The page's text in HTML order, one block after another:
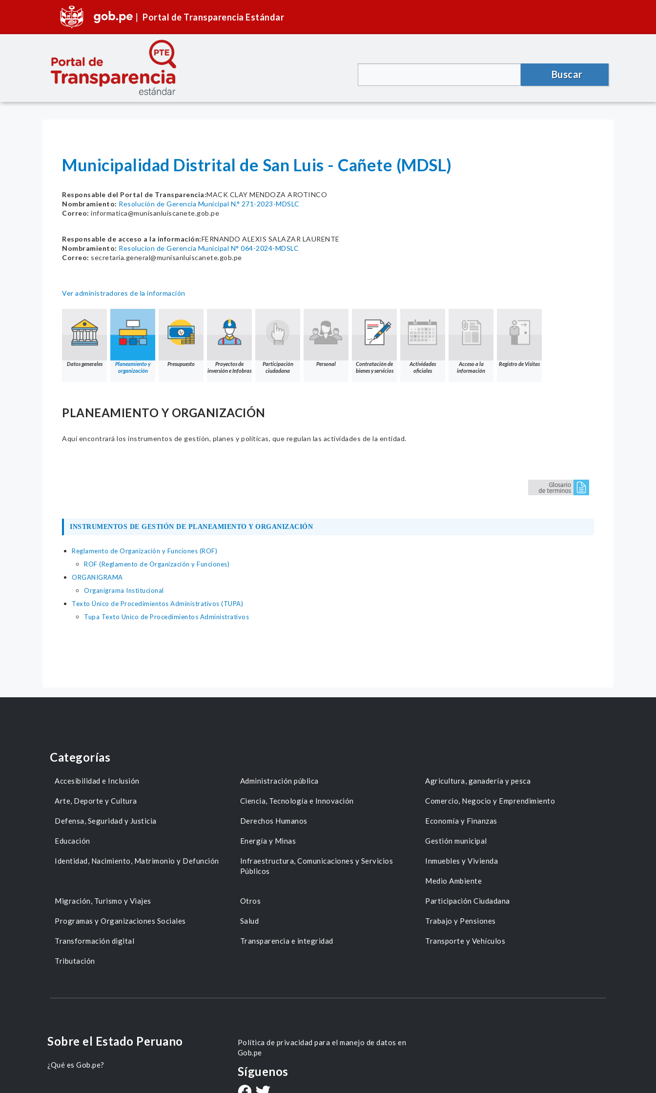
Portal de Transparencia Estándar
Buscar
Municipalidad Distrital de San Luis - Cañete (MDSL)
Responsable del Portal de Transparencia:MACK CLAY MENDOZA AROTINCO
Nombramiento: Resolución de Gerencia Municipal N.° 271-2023-MDSLC
Correo: informatica@munisanluiscanete.gob.pe
Responsable de acceso a la información:FERNANDO ALEXIS SALAZAR LAURENTE
Nombramiento: Resolucion de Gerencia Municipal N° 064-2024-MDSLC
Correo: secretaria.general@munisanluiscanete.gob.pe
Ver administradores de la información
Datos generales
Planeamiento y
organización
Presupuesto
Proyectos de
inversión e Infobras
Participación
ciudadana
Personal
Contratación de
bienes y servicios
Actividades
oficiales
Acceso a la
información
Registro de Visitas
PLANEAMIENTO Y ORGANIZACIÓN
Aquí encontrará los instrumentos de gestión, planes y políticas, que regulan las actividades de la entidad.
INSTRUMENTOS DE GESTIÓN DE PLANEAMIENTO Y ORGANIZACIÓN
Reglamento de Organización y Funciones (ROF)
ROF (Reglamento de Organización y Funciones)
ORGANIGRAMA
Organigrama Institucional
Texto Único de Procedimientos Administrativos (TUPA)
Tupa Texto Unico de Procedimientos Administrativos
Categorías
Accesibilidad e Inclusión Administración pública Agricultura, ganadería y pesca
Arte, Deporte y Cultura Ciencia, Tecnología e Innovación Comercio, Negocio y Emprendimiento
Defensa, Seguridad y Justicia Derechos Humanos Economía y Finanzas
Educación Energía y Minas Gestión municipal
Identidad, Nacimiento, Matrimonio y Defunción
Infraestructura, Comunicaciones y Servicios
Públicos
Inmuebles y Vivienda
Medio Ambiente
Migración, Turismo y Viajes Otros Participación Ciudadana
Programas y Organizaciones Sociales Salud Trabajo y Pensiones
Transformación digital Transparencia e integridad Transporte y Vehículos
Tributación
Sobre el Estado Peruano
¿Qué es Gob.pe?
Política de privacidad para el manejo de datos en
Gob.pe
Síguenos